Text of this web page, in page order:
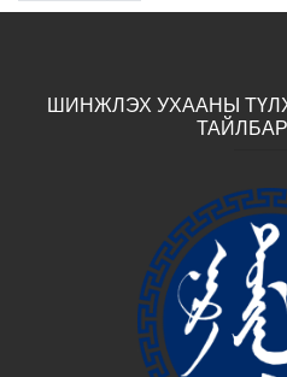
ШИНЖЛЭХ УХААНЫ